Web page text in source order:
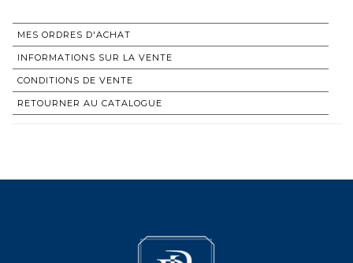
MES ORDRES D'ACHAT
INFORMATIONS SUR LA VENTE
CONDITIONS DE VENTE
RETOURNER AU CATALOGUE